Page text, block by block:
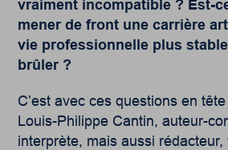
vraiment incompatible ? Est-
mener de front une carrière
vie professionnelle plus
brûler ?
C’est avec ces questions en
Louis-Philippe Cantin, auteur-
interprète, mais aussi rédacteur,